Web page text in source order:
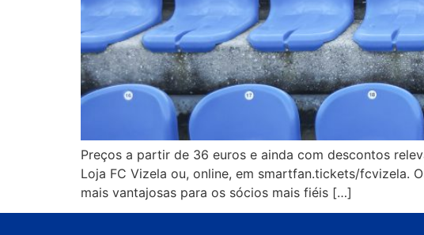
Preços a partir de 36 euros e ainda com descontos
Loja FC Vizela ou, online, em smartfan.tickets/fcvizela.
mais vantajosas para os sócios mais fiéis […]